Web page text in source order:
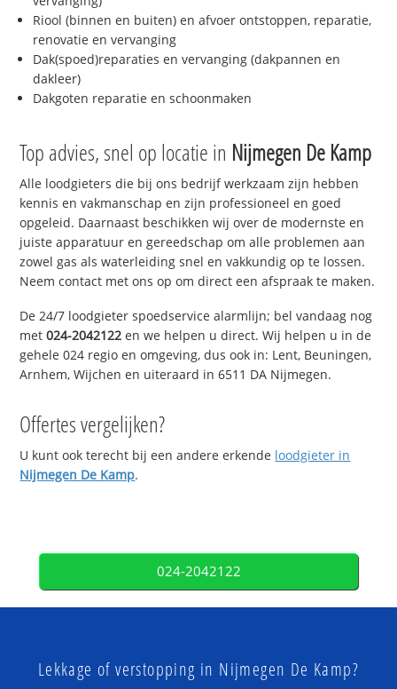
Riool (binnen en buiten) en afvoer ontstoppen, reparatie,
renovatie en vervanging
Dak(spoed)reparaties en vervanging (dakpannen en
dakleer)
Dakgoten reparatie en schoonmaken
Top advies, snel op locatie in Nijmegen De Kamp
Alle loodgieters die bij ons bedrijf werkzaam zijn hebben
kennis en vakmanschap en zijn professioneel en goed
opgeleid. Daarnaast beschikken wij over de modernste en
juiste apparatuur en gereedschap om alle problemen aan
zowel gas als waterleiding snel en vakkundig op te lossen.
Neem contact met ons op om direct een afspraak te maken.
De 24/7 loodgieter spoedservice alarmlijn; bel vandaag nog
met024-2042122 en we helpen u direct. Wij helpen u in de
gehele 024 regio en omgeving, dus ook in: Lent, Beuningen,
Arnhem, Wijchen en uiteraard in 6511 DA Nijmegen.
Offertes vergelijken?
U kunt ook terecht bij een andere erkende loodgieter in
Nijmegen De Kamp.
024-2042122
Lekkage of verstopping in Nijmegen De Kamp?